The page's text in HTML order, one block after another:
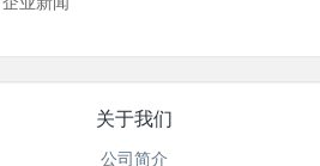
关于我们
公司简介